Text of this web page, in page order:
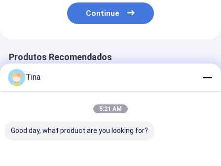
Continue
Produtos Recomendados
Tina
5:21 AM
Good day, what product are you looking for?